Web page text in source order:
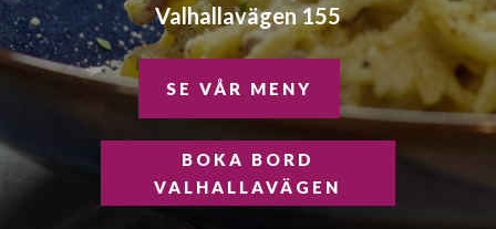
Valhallavägen 155
SE VÅR MENY
BOKA BORD
VALHALLAVÄGEN